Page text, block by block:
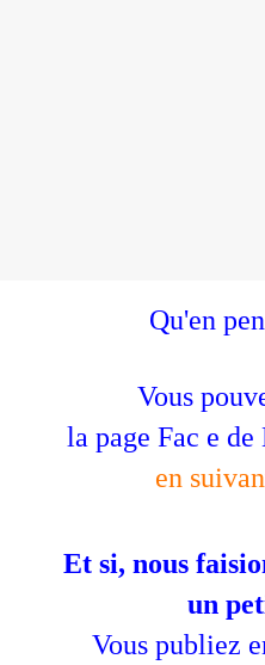
Qu'en
Vous
la page Fac e
en
Et si, nous
un
Vous publiez